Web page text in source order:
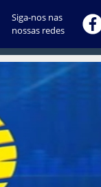
Siga-nos nas
nossas redes